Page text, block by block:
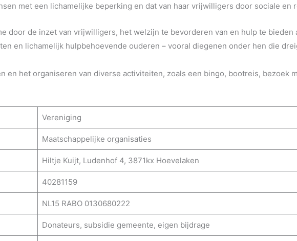
met een lichamelijke beperking en dat van haar vrijwilligers door sociale en
door de inzet van vrijwilligers, het welzijn te bevorderen van en hulp te bieden
en lichamelijk hulpbehoevende ouderen – vooral diegenen onder hen die
en het organiseren van diverse activiteiten, zoals een bingo, bootreis, bezoek
Vereniging
Maatschappelijke organisaties
Hiltje Kuijt, Ludenhof 4, 3871kx Hoevelaken
40281159
NL15 RABO 0130680222
Donateurs, subsidie gemeente, eigen bijdrage